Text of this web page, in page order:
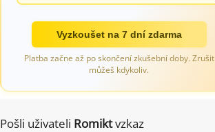
Vyzkoušet na 7 dní zdarma
Platba začne až po skončení zkušební doby. Zrušit
můžeš kdykoliv.
Pošli uživateli Romiktvzkaz